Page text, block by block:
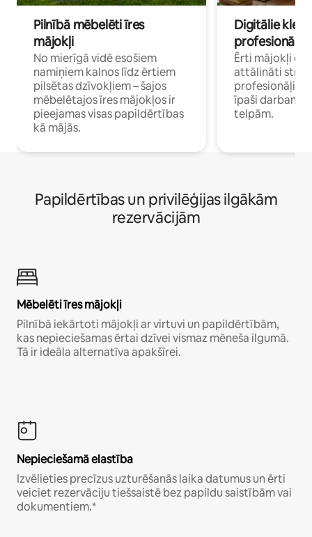
Pilnībā mēbelēti īres
mājokļi
No mierīgā vidē esošiem
namiņiem kalnos līdz ērtiem
pilsētas dzīvokļiem – šajos
mēbelētajos īres mājokļos ir
pieejamas visas papildērtības
kā mājās.
Digitālie
profesionāļi
Ērti mājokļi
attālināti
īpaši darbam
telpām.
Papildērtības un privilēģijas ilgākām
rezervācijām
Mēbelēti īres mājokļi
Pilnībā iekārtoti mājokļi ar virtuvi un papildērtībām,
kas nepieciešamas ērtai dzīvei vismaz mēneša ilgumā.
Tā ir ideāla alternatīva apakšīrei.
Nepieciešamā elastība
Izvēlieties precīzus uzturēšanās laika datumus un ērti
veiciet rezervāciju tiešsaistē bez papildu saistībām vai
dokumentiem.*